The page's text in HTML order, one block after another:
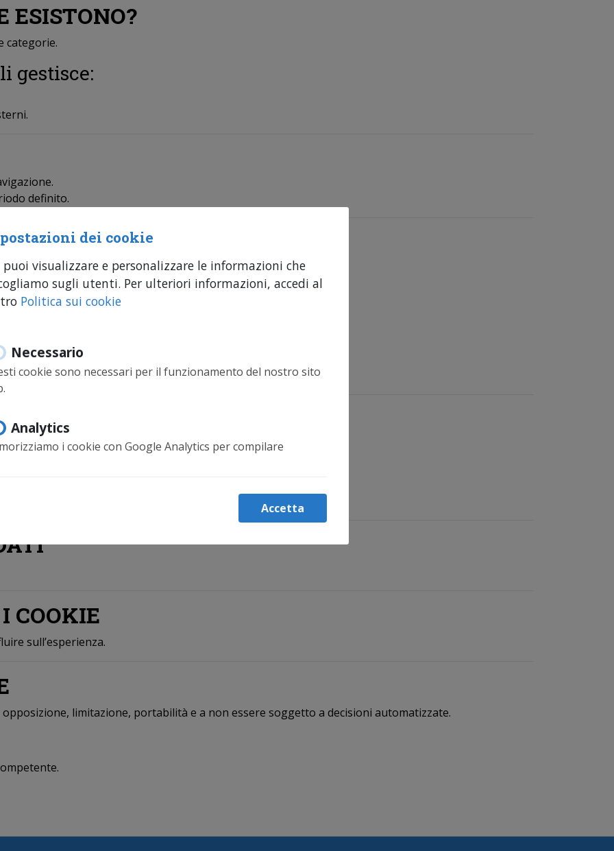
ESISTONO?
categorie.
gestisce:
definito.
del sito.
come lingua o area geografica.
degli utenti.
pubblicità personalizzata.
QUESTO SITO?
di sessione
1 anno | Servizi Google
COOKIE
sull’esperienza.
limitazione, portabilità e a non essere soggetto a decisioni automatizzate.
dei cookie
puoi visualizzare e personalizzare le informazioni che
sugli utenti. Per ulteriori informazioni, accedi al
Politica sui cookie
Necessario
cookie sono necessari per il funzionamento del nostro sito
Analytics
i cookie con Google Analytics per compilare
Accetta